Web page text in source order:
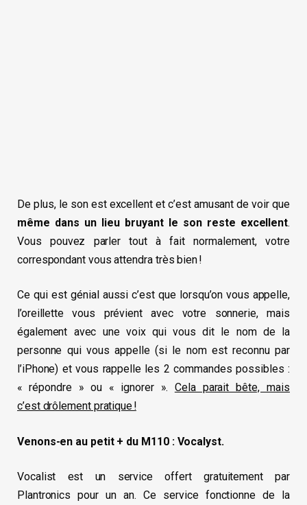
De plus, le son est excellent et c’est amusant de voir que
même dans un lieu bruyant le son reste excellent.
Vous pouvez parler tout à fait normalement, votre
correspondant vous attendra très bien !
Ce qui est génial aussi c’est que lorsqu’on vous appelle,
l’oreillette vous prévient avec votre sonnerie, mais
également avec une voix qui vous dit le nom de la
personne qui vous appelle (si le nom est reconnu par
l’iPhone) et vous rappelle les 2 commandes possibles :
« répondre » ou « ignorer ». Cela parait bête, mais
c’est drôlement pratique !
Venons-en au petit + du M110 : Vocalyst.
Vocalist est un service offert gratuitement par
Plantronics pour un an. Ce service fonctionne de la